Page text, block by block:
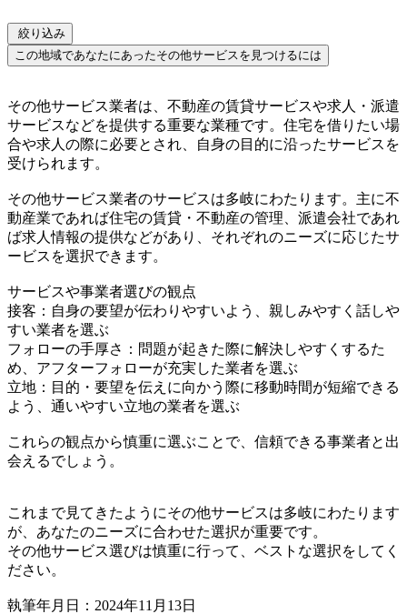
絞り込み
この地域であなたにあったその他サービスを見つけるには
その他サービス業者は、不動産の賃貸サービスや求人・派遣
サービスなどを提供する重要な業種です。住宅を借りたい場
合や求人の際に必要とされ、自身の目的に沿ったサービスを
受けられます。
その他サービス業者のサービスは多岐にわたります。主に不
動産業であれば住宅の賃貸・不動産の管理、派遣会社であれ
ば求人情報の提供などがあり、それぞれのニーズに応じたサ
ービスを選択できます。
サービスや事業者選びの観点
接客：自身の要望が伝わりやすいよう、親しみやすく話しや
すい業者を選ぶ
フォローの手厚さ：問題が起きた際に解決しやすくするた
め、アフターフォローが充実した業者を選ぶ
立地：目的・要望を伝えに向かう際に移動時間が短縮できる
よう、通いやすい立地の業者を選ぶ
これらの観点から慎重に選ぶことで、信頼できる事業者と出
会えるでしょう。
これまで見てきたようにその他サービスは多岐にわたります
が、あなたのニーズに合わせた選択が重要です。
その他サービス選びは慎重に行って、ベストな選択をしてく
ださい。
執筆年月日：2024年11月13日